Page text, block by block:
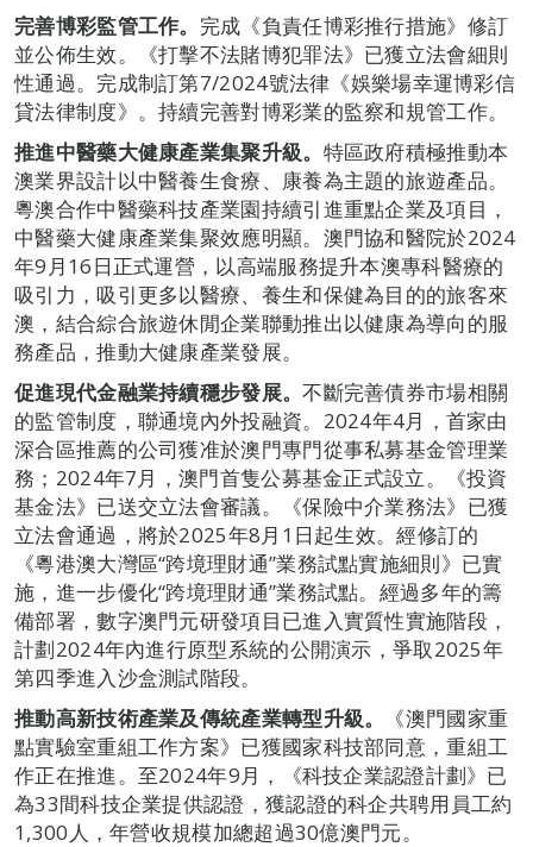
完善博彩監管工作。 完成《負責任博彩推行措施》修訂
並公佈生效。《打擊不法賭博犯罪法》已獲立法會細則
性通過。完成制訂第7/2024號法律《娛樂場幸運博彩信
貸法律制度》。持續完善對博彩業的監察和規管工作。
推進中醫藥大健康產業集聚升級。 特區政府積極推動本
澳業界設計以中醫養生食療、康養為主題的旅遊產品。
粵澳合作中醫藥科技產業園持續引進重點企業及項目，
中醫藥大健康產業集聚效應明顯。澳門協和醫院於2024
年9月16日正式運營，以高端服務提升本澳專科醫療的
吸引力，吸引更多以醫療、養生和保健為目的的旅客來
澳，結合綜合旅遊休閒企業聯動推出以健康為導向的服
務產品，推動大健康產業發展。
促進現代金融業持續穩步發展。不斷完善債券市場相關
的監管制度，聯通境內外投融資。2024年4月，首家由
深合區推薦的公司獲准於澳門專門從事私募基金管理業
務；2024年7月，澳門首隻公募基金正式設立。《投資
基金法》已送交立法會審議。《保險中介業務法》已獲
立法會通過，將於2025年8月1日起生效。經修訂的
《粵港澳大灣區“跨境理財通”業務試點實施細則》已實
施，進一步優化“跨境理財通”業務試點。經過多年的籌
備部署，數字澳門元研發項目已進入實質性實施階段，
計劃2024年內進行原型系統的公開演示，爭取2025年
第四季進入沙盒測試階段。
推動高新技術產業及傳統產業轉型升級。
《澳門國家重
點實驗室重組工作方案》已獲國家科技部同意，重組工
作正在推進。至2024年9月，《科技企業認證計劃》已
為33間科技企業提供認證，獲認證的科企共聘用員工約
1,300人，年營收規模加總超過30億澳門元。